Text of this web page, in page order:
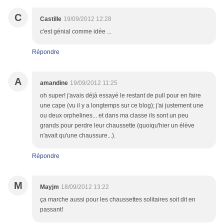
C Castille 19/09/2012 12:28
c'est génial comme idée ...
Répondre
A amandine 19/09/2012 11:25
oh super! j'avais déjà essayé le restant de pull pour en faire
une cape (vu il y a longtemps sur ce blog); j'ai justement une
ou deux orphelines... et dans ma classe ils sont un peu
grands pour perdre leur chaussette (quoiqu'hier un élève
n'avait qu'une chaussure...).
Répondre
M Mayjm 18/09/2012 13:22
ça marche aussi pour les chaussettes solitaires soit dit en
passant!